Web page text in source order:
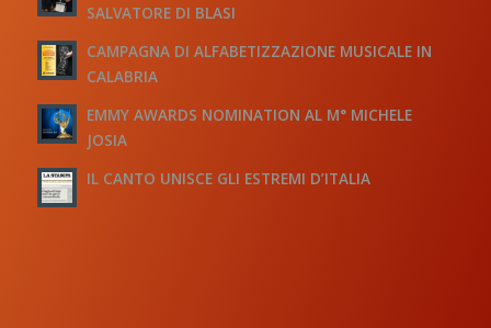
SALVATORE DI BLASI
CAMPAGNA DI ALFABETIZZAZIONE MUSICALE IN
CALABRIA
EMMY AWARDS NOMINATION AL M° MICHELE
JOSIA
IL CANTO UNISCE GLI ESTREMI D’ITALIA